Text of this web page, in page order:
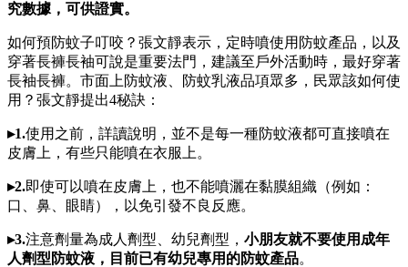
究數據，可供證實。
如何預防蚊子叮咬？張文靜表示，定時噴使用防蚊產品，以及
穿著長褲長袖可說是重要法門，建議至戶外活動時，最好穿著
長袖長褲。市面上防蚊液、防蚊乳液品項眾多，民眾該如何使
用？張文靜提出4秘訣：
▸1.使用之前，詳讀說明，並不是每一種防蚊液都可直接噴在
皮膚上，有些只能噴在衣服上。
▸2.即使可以噴在皮膚上，也不能噴灑在黏膜組織（例如：
口、鼻、眼睛），以免引發不良反應。
▸3.注意劑量為成人劑型、幼兒劑型， 小朋友就不要使用成年
人劑型防蚊液，目前已有幼兒專用的防蚊產品。